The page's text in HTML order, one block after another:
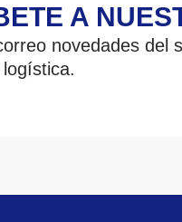
A
novedades del